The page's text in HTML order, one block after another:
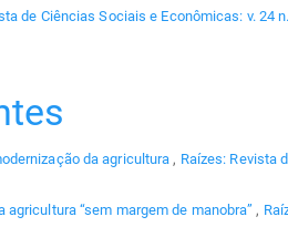
de Ciências Sociais e Econômicas: v. 24
da agricultura , Raízes: Revista
agricultura “sem margem de manobra” ,